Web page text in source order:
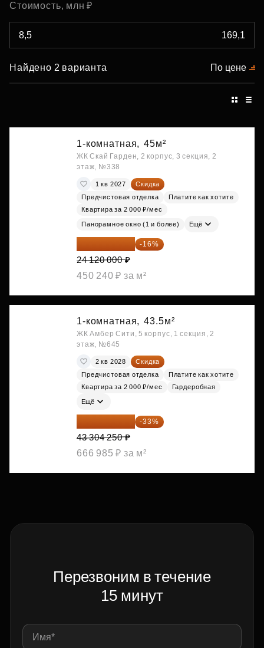
Стоимость, млн ₽
Найдено 2 варианта По цене
1-комнатная, 45м²
ЖК Скай Гарден, 2 корпус, 3 секция, 2
этаж, №338
1 кв 2027
Скидка
Предчистовая отделка
Платите как хотите
Квартира за 2 000 ₽/мес
Панорамное окно (1 и более) Ещё
20 260 800 ₽ -16%
24 120 000 ₽
450 240 ₽ за м²
1-комнатная, 43.5м²
ЖК Амбер Сити, 5 корпус, 1 секция, 2
этаж, №645
2 кв 2028
Скидка
Предчистовая отделка
Платите как хотите
Квартира за 2 000 ₽/мес
Гардеробная
Ещё
29 013 848 ₽ -33%
43 304 250 ₽
666 985 ₽ за м²
Перезвоним в течение
15 минут